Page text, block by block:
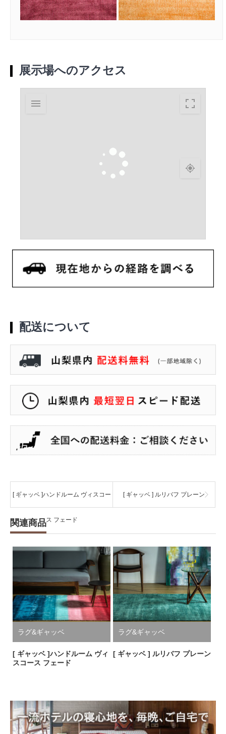
展示場へのアクセス
配送について
[ ギャッベ ]ハンドルーム ヴィスコー
ス フェード
[ ギャッベ ] ルリバフ プレーン
関連商品
ラグ&ギャッベ
[ ギャッベ ]ハンドルーム ヴィ
スコース フェード
ラグ&ギャッベ
[ ギャッベ ] ルリバフ プレーン